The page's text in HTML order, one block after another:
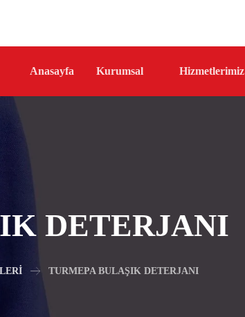
Anasayfa Kurumsal Hizmetlerimiz
DETERJANI
TURMEPA BULAŞIK DETERJANI